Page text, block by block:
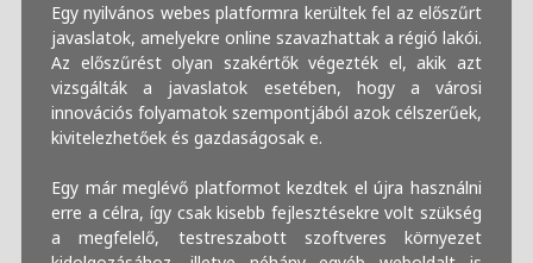
Egy nyilvános webes platformra kerültek fel az előszűrt
javaslatok, amelyekre online szavazhattak a régió lakói.
Az előszűrést olyan szakértők végezték el, akik azt
vizsgálták a javaslatok esetében, hogy a városi
innovációs folyamatok szempontjából azok célszerűek,
kivitelezhetőek és gazdaságosak e.
Egy már meglévő platformot kezdtek el újra használni
erre a célra, így csak kisebb fejlesztésekre volt szükség
a megfelelő, testreszabott szoftveres környezet